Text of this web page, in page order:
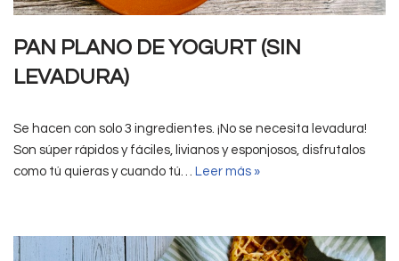
PAN PLANO DE YOGURT (SIN
LEVADURA)
Se hacen con solo 3 ingredientes. ¡No se necesita levadura!
Son súper rápidos y fáciles, livianos y esponjosos, disfrutalos
como tú quieras y cuando tú… Leer más »